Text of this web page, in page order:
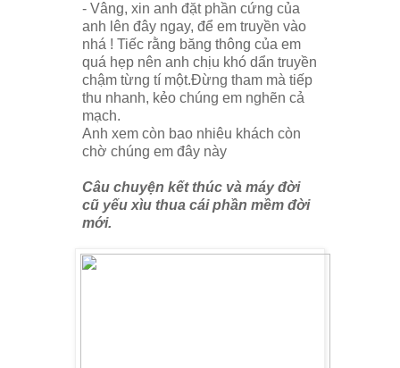
- Vâng, xin anh đặt phần cứng của
anh lên đây ngay, để em truyền vào
nhá ! Tiếc rằng băng thông của em
quá hẹp nên anh chịu khó dẩn truyền
chậm từng tí một.Đừng tham mà tiếp
thu nhanh, kẻo chúng em nghẽn cả
mạch.
Anh xem còn bao nhiêu khách còn
chờ chúng em đây này
Câu chuyện kết thúc và máy đời
cũ yếu xìu thua cái phần mềm đời
mới.